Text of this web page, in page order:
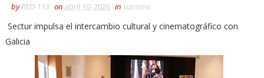
by RED 113 on abril 10, 2026 in turismo
Sectur impulsa el intercambio cultural y cinematográfico con
Galicia